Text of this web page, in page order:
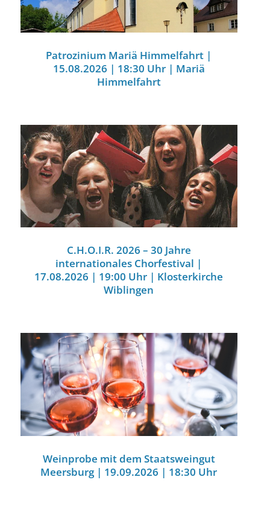
Patrozinium Mariä Himmelfahrt |
15.08.2026 | 18:30 Uhr | Mariä
Himmelfahrt
C.H.O.I.R. 2026 – 30 Jahre
internationales Chorfestival |
17.08.2026 | 19:00 Uhr | Klosterkirche
Wiblingen
Weinprobe mit dem Staatsweingut
Meersburg | 19.09.2026 | 18:30 Uhr